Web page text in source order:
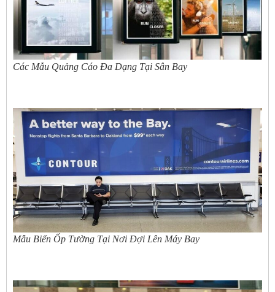
Các Mẫu Quảng Cáo Đa Dạng Tại Sân Bay
Mẫu Biển Ốp Tường Tại Nơi Đợi Lên Máy Bay